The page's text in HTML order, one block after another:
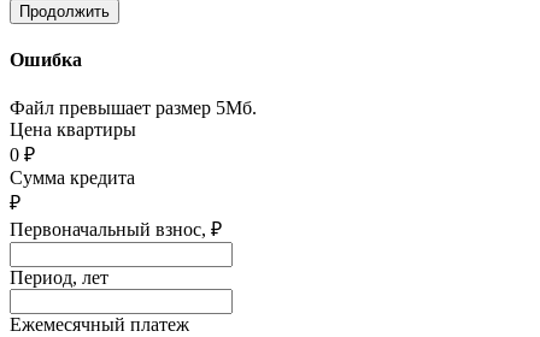
Продолжить
Ошибка
Файл превышает размер 5Мб.
Цена квартиры
0 ₽
Сумма кредита
₽
Первоначальный взнос, ₽
Период, лет
Ежемесячный платеж